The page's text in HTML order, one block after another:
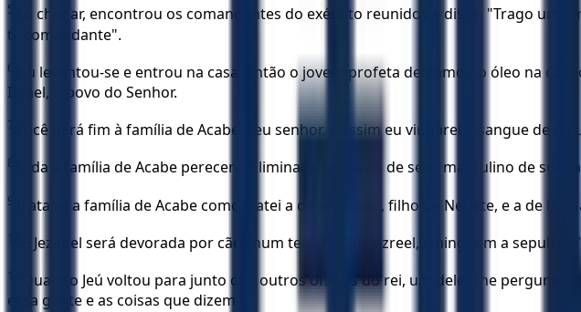
5
Ao chegar, encontrou os comandantes do exército reunidos e disse: "Trago
ti, comandante".
6
Jeú levantou-se e entrou na casa. Então o jovem profeta derramou o óleo na
Israel, o povo do Senhor.
7 Você dará fim à família de Acabe, seu senhor, e assim eu vingarei o sangue de
8 Toda a família de Acabe perecerá. Eliminarei todos os de sexo masculino de sua
9 Tratarei a família de Acabe como tratei a de Jeroboão, filho de Nebate, e a de
10 E Jezabel será devorada por cães num terreno em Jezreel, e ninguém a
11
Quando Jeú voltou para junto dos outros oficiais do rei, um deles lhe
essa gente e as coisas que dizem".